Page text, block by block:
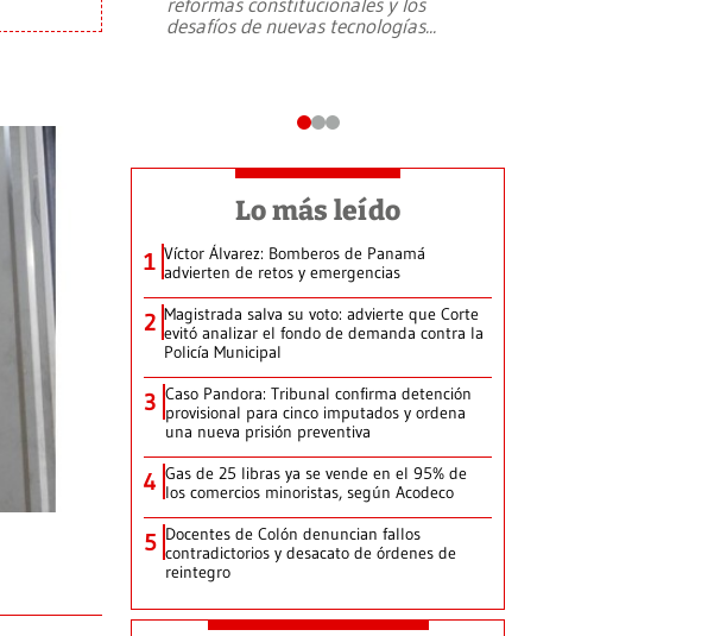
desafíos de nuevas tecnologías...
Lo más leído
1 Víctor Álvarez: Bomberos de Panamá
advierten de retos y emergencias
2 Magistrada salva su voto: advierte que Corte
evitó analizar el fondo de demanda contra la
Policía Municipal
3 Caso Pandora: Tribunal confirma detención
provisional para cinco imputados y ordena
una nueva prisión preventiva
4 Gas de 25 libras ya se vende en el 95% de
los comercios minoristas, según Acodeco
5 Docentes de Colón denuncian fallos
contradictorios y desacato de órdenes de
reintegro